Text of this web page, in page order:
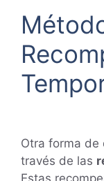
Otra forma de
través de las